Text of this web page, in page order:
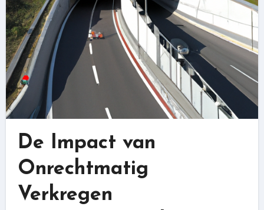
De Impact van
Onrechtmatig
Verkregen